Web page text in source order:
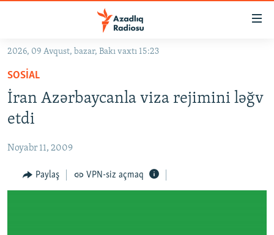
Əsas
qayıt
Əsas
naviqasiyaya
qayıt
Axtarışa
GÜNDƏM
KORRUPSIOMETR
FƏRQƏ BAX
QANUNI DOĞRU
2026, 09 Avqust, bazar, Bakı vaxtı 15:23
SOSIAL
İran Azərbaycanla viza rejimini ləğv
etdi
Noyabr 11, 2009
Paylaş VPN-siz açmaq